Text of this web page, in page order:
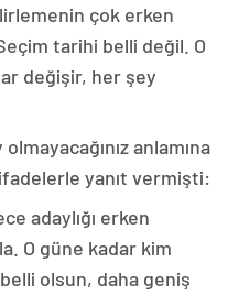
çok erken
tarihi belli değil. O
değişir, her şey
anlamına
yanıt vermişti:
adaylığı erken
O güne kadar kim
olsun, daha geniş